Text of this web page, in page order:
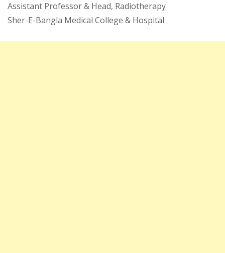
Assistant Professor & Head, Radiotherapy
Sher-E-Bangla Medical College & Hospital